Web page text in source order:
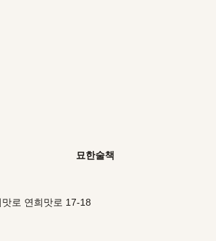
묘한술책
로 연희맛로 17-18